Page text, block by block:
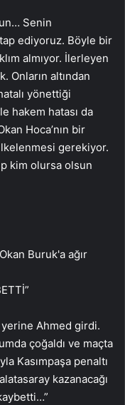
Senin
ediyoruz. Böyle bir
almıyor. İlerleyen
Onların altından
yönettiği
hakem hatası da
Hoca’nın bir
gerekiyor.
kim olursa olsun
yerine Ahmed girdi.
çoğaldı ve maçta
Kasımpaşa penaltı
kazanacağı